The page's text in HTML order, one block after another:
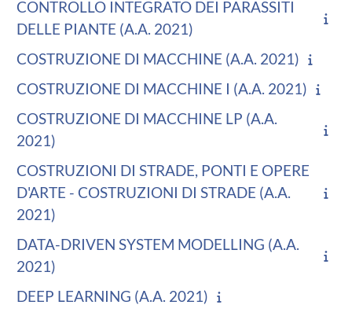
CONTROLLO INTEGRATO DEI PARASSITI
DELLE PIANTE (A.A. 2021)
COSTRUZIONE DI MACCHINE (A.A. 2021)
COSTRUZIONE DI MACCHINE I (A.A. 2021)
COSTRUZIONE DI MACCHINE LP (A.A.
2021)
COSTRUZIONI DI STRADE, PONTI E OPERE
D'ARTE - COSTRUZIONI DI STRADE (A.A.
2021)
DATA-DRIVEN SYSTEM MODELLING (A.A.
2021)
DEEP LEARNING (A.A. 2021)